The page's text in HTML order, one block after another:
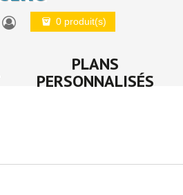
0 produit(s)
PLANS
PERSONNALISÉS